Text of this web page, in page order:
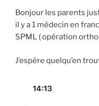
Bonjour les parents
il y a 1 médecin en
SPML ( opération
J’espère quelqu’en